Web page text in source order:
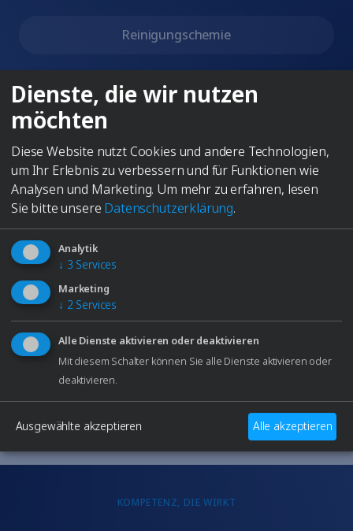
Reinigungschemie
ELMA IM EINSATZ
Unsere Technologien finden in
unterschiedlichsten Branchen
Anwendung – von der industriellen
Fertigung bis hin zur hochwertigen
Uhrmacherei. Erfahren Sie, wie
Unternehmen mit unseren Lösungen
Wettbewerbsvorteile erzielen und
Prozesse optimieren.
Kontakt aufnehmen
KOMPETENZ, DIE WIRKT
Dienste, die wir nutzen
möchten
Diese Website nutzt Cookies und andere Technologien,
um Ihr Erlebnis zu verbessern und für Funktionen wie
Analysen und Marketing. Um mehr zu erfahren, lesen
Sie bitte unsere Datenschutzerklärung.
Analytik
↓ 3 Services
Marketing
↓ 2 Services
Alle Dienste aktivieren oder deaktivieren
Mit diesem Schalter können Sie alle Dienste aktivieren oder
deaktivieren.
Ausgewählte akzeptieren Alle akzeptieren